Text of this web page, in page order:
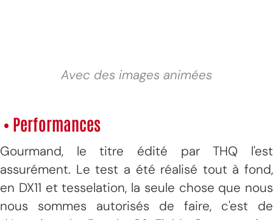
Avec des images animées
• Performances
Gourmand, le titre édité par THQ l'est
assurément. Le test a été réalisé tout à fond,
en DX11 et tesselation, la seule chose que nous
nous sommes autorisés de faire, c'est de